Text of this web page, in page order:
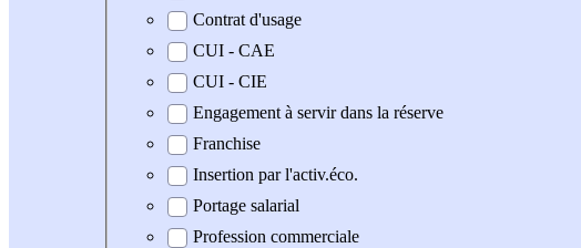
Contrat d'usage
CUI - CAE
CUI - CIE
Engagement à servir dans la réserve
Franchise
Insertion par l'activ.éco.
Portage salarial
Profession commerciale